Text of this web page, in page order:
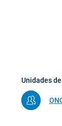
Unidades